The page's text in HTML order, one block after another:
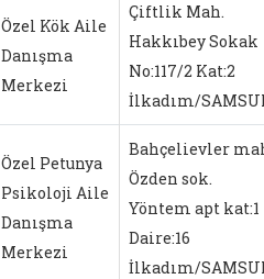
Özel Kök Aile
Danışma
Merkezi
Çiftlik Mah.
Hakkıbey Sokak
No:117/2 Kat:2
İlkadım/
Özel Petunya
Psikoloji Aile
Danışma
Merkezi
Bahçelievler
Özden sok.
Yöntem apt kat:1
Daire:16
İlkadım/